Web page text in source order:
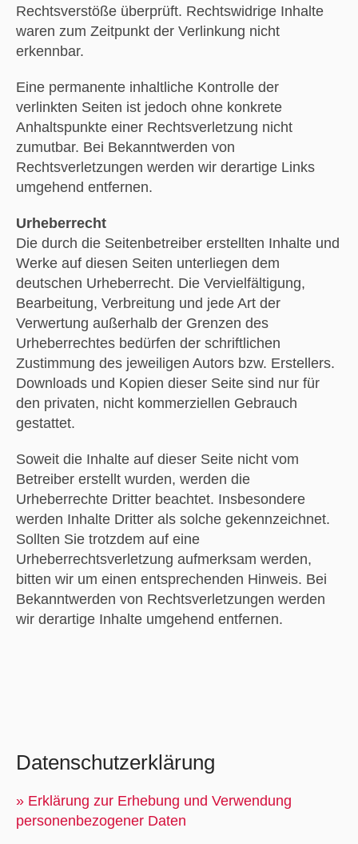
Rechtsverstöße überprüft. Rechtswidrige Inhalte
waren zum Zeitpunkt der Verlinkung nicht
erkennbar.
Eine permanente inhaltliche Kontrolle der
verlinkten Seiten ist jedoch ohne konkrete
Anhaltspunkte einer Rechtsverletzung nicht
zumutbar. Bei Bekanntwerden von
Rechtsverletzungen werden wir derartige Links
umgehend entfernen.
Urheberrecht
Die durch die Seitenbetreiber erstellten Inhalte und
Werke auf diesen Seiten unterliegen dem
deutschen Urheberrecht. Die Vervielfältigung,
Bearbeitung, Verbreitung und jede Art der
Verwertung außerhalb der Grenzen des
Urheberrechtes bedürfen der schriftlichen
Zustimmung des jeweiligen Autors bzw. Erstellers.
Downloads und Kopien dieser Seite sind nur für
den privaten, nicht kommerziellen Gebrauch
gestattet.
Soweit die Inhalte auf dieser Seite nicht vom
Betreiber erstellt wurden, werden die
Urheberrechte Dritter beachtet. Insbesondere
werden Inhalte Dritter als solche gekennzeichnet.
Sollten Sie trotzdem auf eine
Urheberrechtsverletzung aufmerksam werden,
bitten wir um einen entsprechenden Hinweis. Bei
Bekanntwerden von Rechtsverletzungen werden
wir derartige Inhalte umgehend entfernen.
Datenschutzerklärung
» Erklärung zur Erhebung und Verwendung
personenbezogener Daten